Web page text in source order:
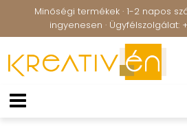
Minőségi termékek · 1-2 napos
ingyenesen · Ügyfélszolgálat: